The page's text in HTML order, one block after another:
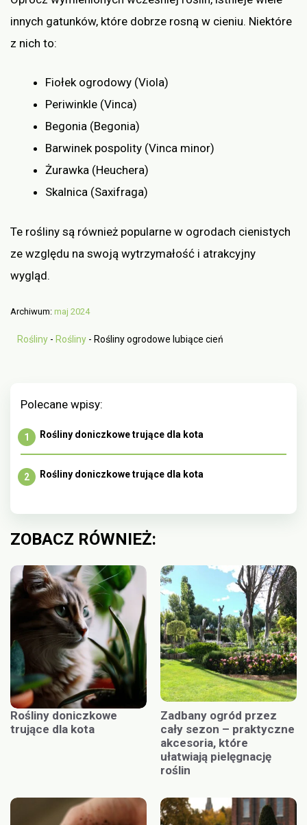
innych gatunków, które dobrze rosną w cieniu. Niektóre
z nich to:
Fiołek ogrodowy (Viola)
Periwinkle (Vinca)
Begonia (Begonia)
Barwinek pospolity (Vinca minor)
Żurawka (Heuchera)
Skalnica (Saxifraga)
Te rośliny są również popularne w ogrodach cienistych
ze względu na swoją wytrzymałość i atrakcyjny
wygląd.
Archiwum: maj 2024
Rośliny - Rośliny - Rośliny ogrodowe lubiące cień
Polecane wpisy:
Rośliny doniczkowe trujące dla kota
Rośliny doniczkowe trujące dla kota
ZOBACZ RÓWNIEŻ:
Rośliny doniczkowe
trujące dla kota
Zadbany ogród przez
cały sezon – praktyczne
akcesoria, które
ułatwiają pielęgnację
roślin